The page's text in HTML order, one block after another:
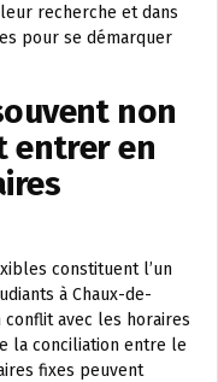
recherche et dans
pour se démarquer
non
entrer en
constituent l’un
à Chaux-de-
avec les horaires
la conciliation entre le
fixes peuvent